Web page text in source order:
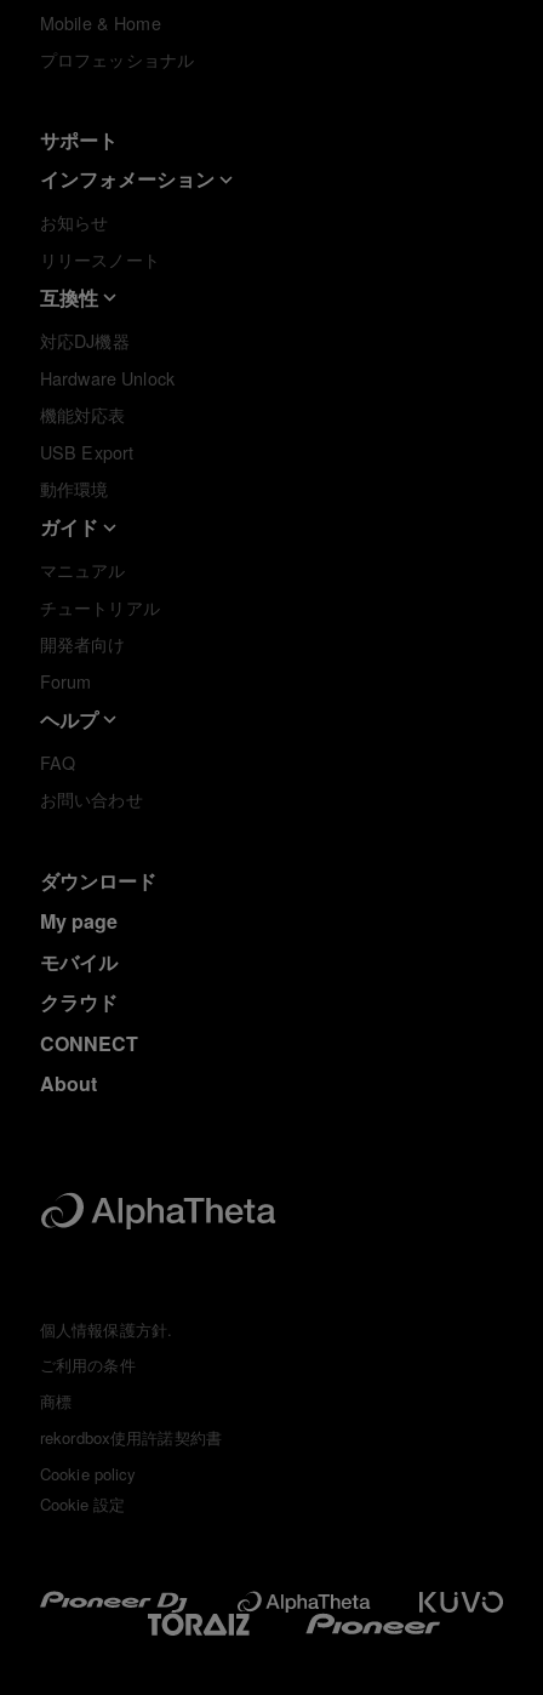
Mobile & Home
プロフェッショナル
サポート
インフォメーション
お知らせ
リリースノート
互換性
対応DJ機器
Hardware Unlock
機能対応表
USB Export
動作環境
ガイド
マニュアル
チュートリアル
開発者向け
Forum
ヘルプ
FAQ
お問い合わせ
ダウンロード
My page
モバイル
クラウド
CONNECT
About
個人情報保護方針.
ご利用の条件
商標
rekordbox使用許諾契約書
Cookie policy
Cookie 設定